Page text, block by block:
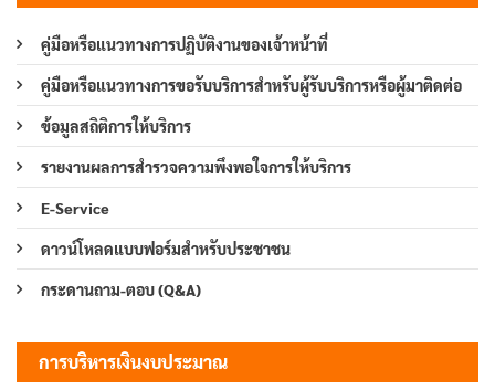
คู่มือหรือแนวทางการปฏิบัติงานของเจ้าหน้าที่
คู่มือหรือแนวทางการขอรับบริการสำหรับผู้รับบริการหรือผู้มาติดต่อ
ข้อมูลสถิติการให้บริการ
รายงานผลการสำรวจความพึงพอใจการให้บริการ
E-Service
ดาวน์โหลดแบบฟอร์มสำหรับประชาชน
กระดานถาม-ตอบ (Q&A)
การบริหารเงินงบประมาณ